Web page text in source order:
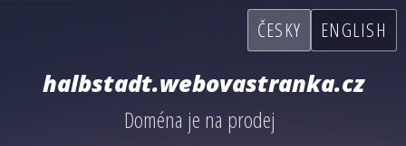
ČESKY ENGLISH
halbstadt.webovastranka.cz
Doména je na prodej